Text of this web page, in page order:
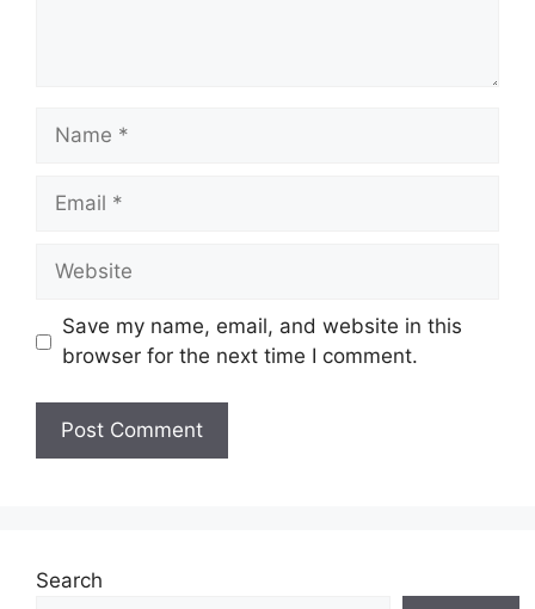
Name
Email
Website
Save my name, email, and website in this
browser for the next time I comment.
Search